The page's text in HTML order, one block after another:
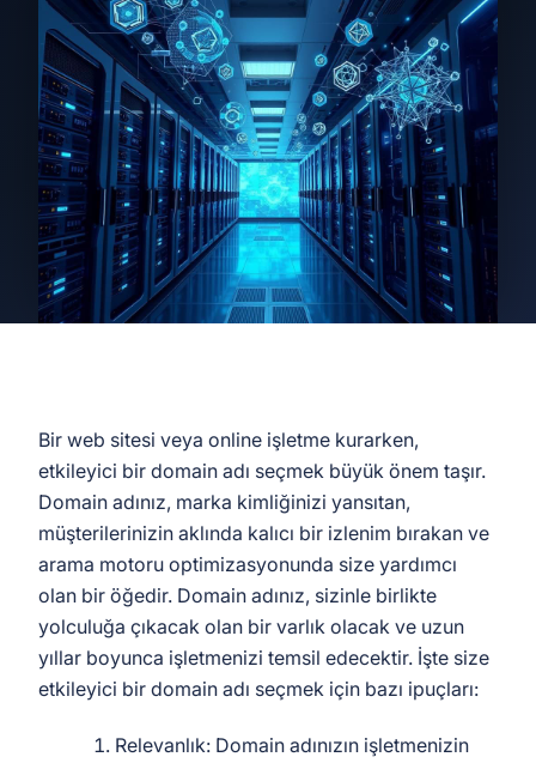
Bir web sitesi veya online işletme kurarken,
etkileyici bir domain adı seçmek büyük önem taşır.
Domain adınız, marka kimliğinizi yansıtan,
müşterilerinizin aklında kalıcı bir izlenim bırakan ve
arama motoru optimizasyonunda size yardımcı
olan bir öğedir. Domain adınız, sizinle birlikte
yolculuğa çıkacak olan bir varlık olacak ve uzun
yıllar boyunca işletmenizi temsil edecektir. İşte size
etkileyici bir domain adı seçmek için bazı ipuçları:
Relevanlık: Domain adınızın işletmenizin